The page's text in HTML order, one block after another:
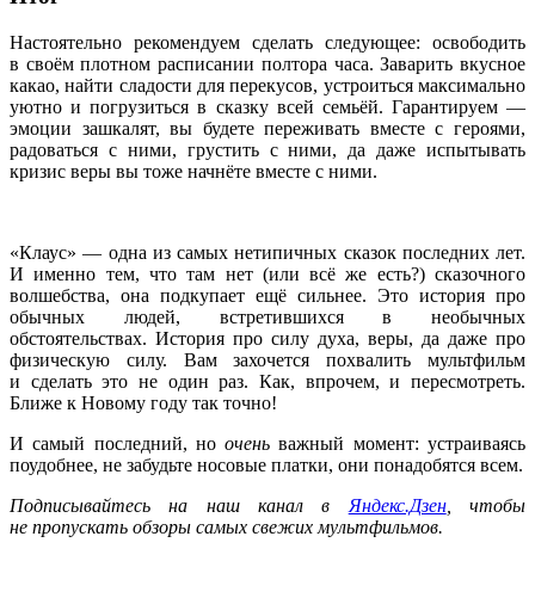
Настоятельно рекомендуем сделать следующее: освободить
в своём плотном расписании полтора часа. Заварить вкусное
какао, найти сладости для перекусов, устроиться максимально
уютно и погрузиться в сказку всей семьёй. Гарантируем —
эмоции зашкалят, вы будете переживать вместе с героями,
радоваться с ними, грустить с ними, да даже испытывать
кризис веры вы тоже начнёте вместе с ними.
«Клаус» — одна из самых нетипичных сказок последних лет.
И именно тем, что там нет (или всё же есть?) сказочного
волшебства, она подкупает ещё сильнее. Это история про
обычных людей, встретившихся в необычных
обстоятельствах. История про силу духа, веры, да даже про
физическую силу. Вам захочется похвалить мультфильм
и сделать это не один раз. Как, впрочем, и пересмотреть.
Ближе к Новому году так точно!
И самый последний, ноочень важный момент: устраиваясь
поудобнее, не забудьте носовые платки, они понадобятся всем.
Подписывайтесь на наш канал в
Яндекс.Дзен, чтобы
не пропускать обзоры самых свежих мультфильмов.